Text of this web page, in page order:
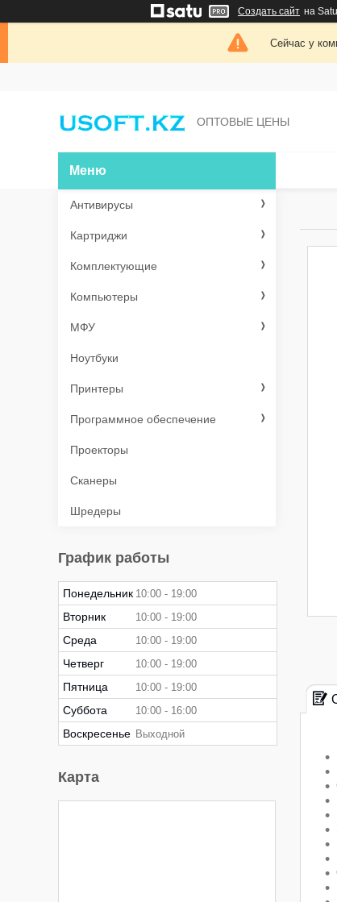
Создать сайт на
Сейчас у
ОПТОВЫЕ ЦЕНЫ
Антивирусы
Картриджи
Комплектующие
Компьютеры
МФУ
Ноутбуки
Принтеры
Программное обеспечение
Проекторы
Сканеры
Шредеры
График работы
Понедельник 10:00 19:00
Вторник 10:00 19:00
Среда 10:00 19:00
Четверг 10:00 19:00
Пятница 10:00 19:00
Суббота 10:00 16:00
Воскресенье Выходной
Карта